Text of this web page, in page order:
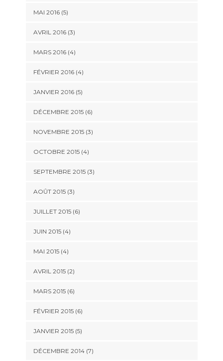
MAI 2016(5)
AVRIL 2016(3)
MARS 2016(4)
FÉVRIER 2016(4)
JANVIER 2016(5)
DÉCEMBRE 2015(6)
NOVEMBRE 2015(3)
OCTOBRE 2015(4)
SEPTEMBRE 2015(3)
AOÛT 2015(3)
JUILLET 2015(6)
JUIN 2015(4)
MAI 2015(4)
AVRIL 2015(2)
MARS 2015(6)
FÉVRIER 2015(6)
JANVIER 2015(5)
DÉCEMBRE 2014(7)